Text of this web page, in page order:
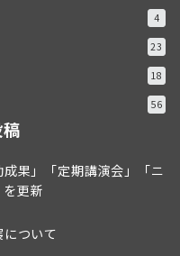
4
23
18
56
果」「定期講演会」「ニ
更新
ついて